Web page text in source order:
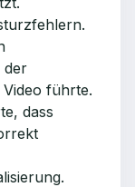
der
führte.
dass